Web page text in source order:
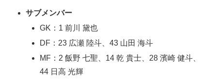
サブメンバー
GK：1 前川 黛也
DF：23 広瀬 陸斗、43 山田 海斗
MF：2 飯野 七聖、14 乾 貴士、28 濱崎 健斗、
44 日高 光輝